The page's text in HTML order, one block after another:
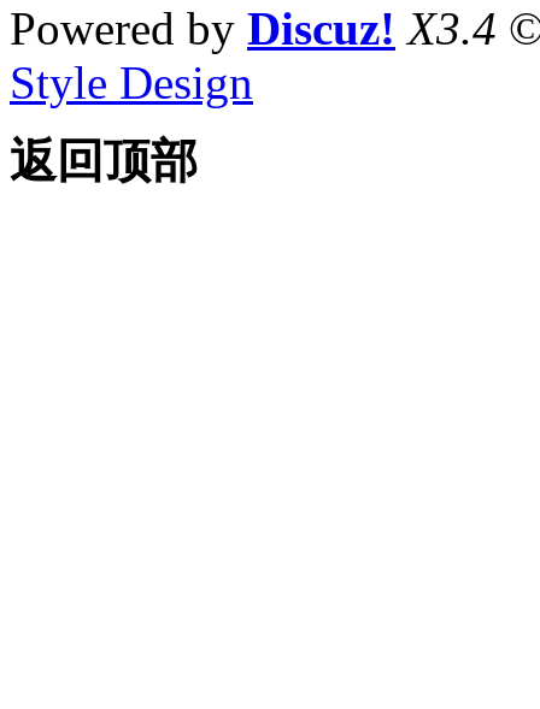
Powered by Discuz! X3.4
Style Design
返回顶部